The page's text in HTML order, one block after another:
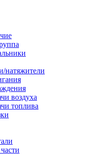
натяжители
воздуха
топлива